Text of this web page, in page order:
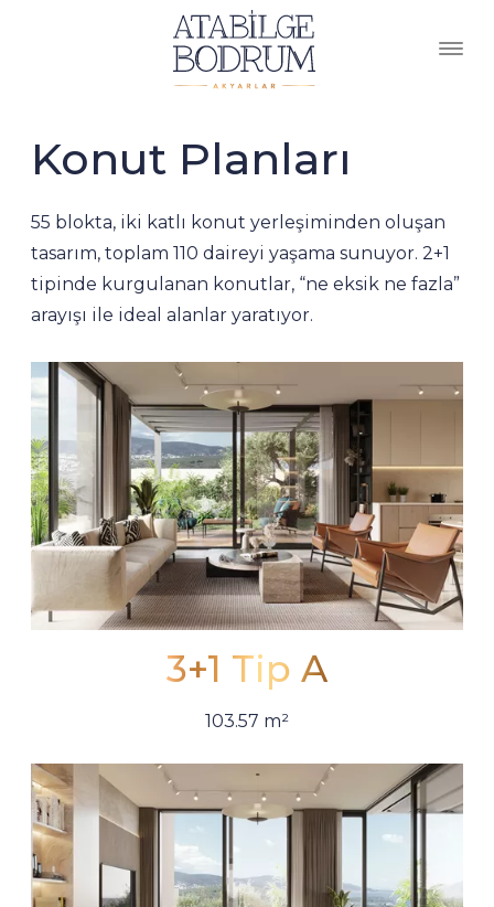
Konut Planları
55 blokta, iki katlı konut yerleşiminden oluşan
tasarım, toplam 110 daireyi yaşama sunuyor. 2+1
tipinde kurgulanan konutlar, “ne eksik ne fazla”
arayışı ile ideal alanlar yaratıyor.
3+1 Tip A
103.57 m²